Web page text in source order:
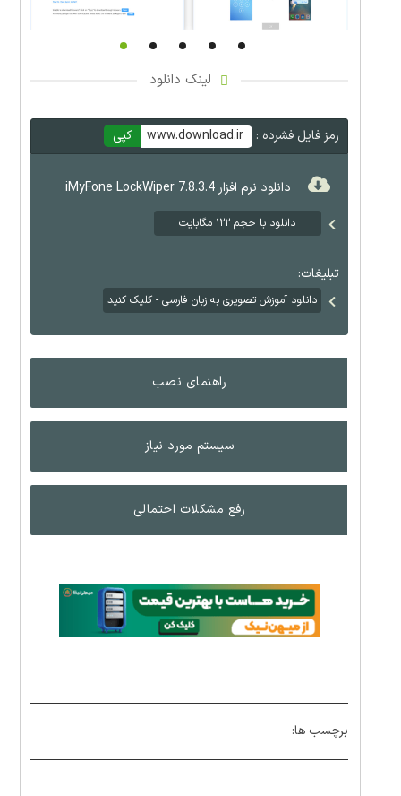
لینک دانلود
رمز فایل فشرده : www.download.ir کپی
دانلود نرم افزار 7.8.3.4 iMyFone LockWiper
دانلود با حجم ۱۲۲ مگابایت
تبلیغات:
دانلود آموزش تصویری به زبان فارسی - کلیک کنید
راهنمای نصب
سیستم مورد نیاز
رفع مشکلات احتمالی
برچسب ها: